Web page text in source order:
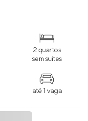
2 quartos
sem suítes
até 1 vaga